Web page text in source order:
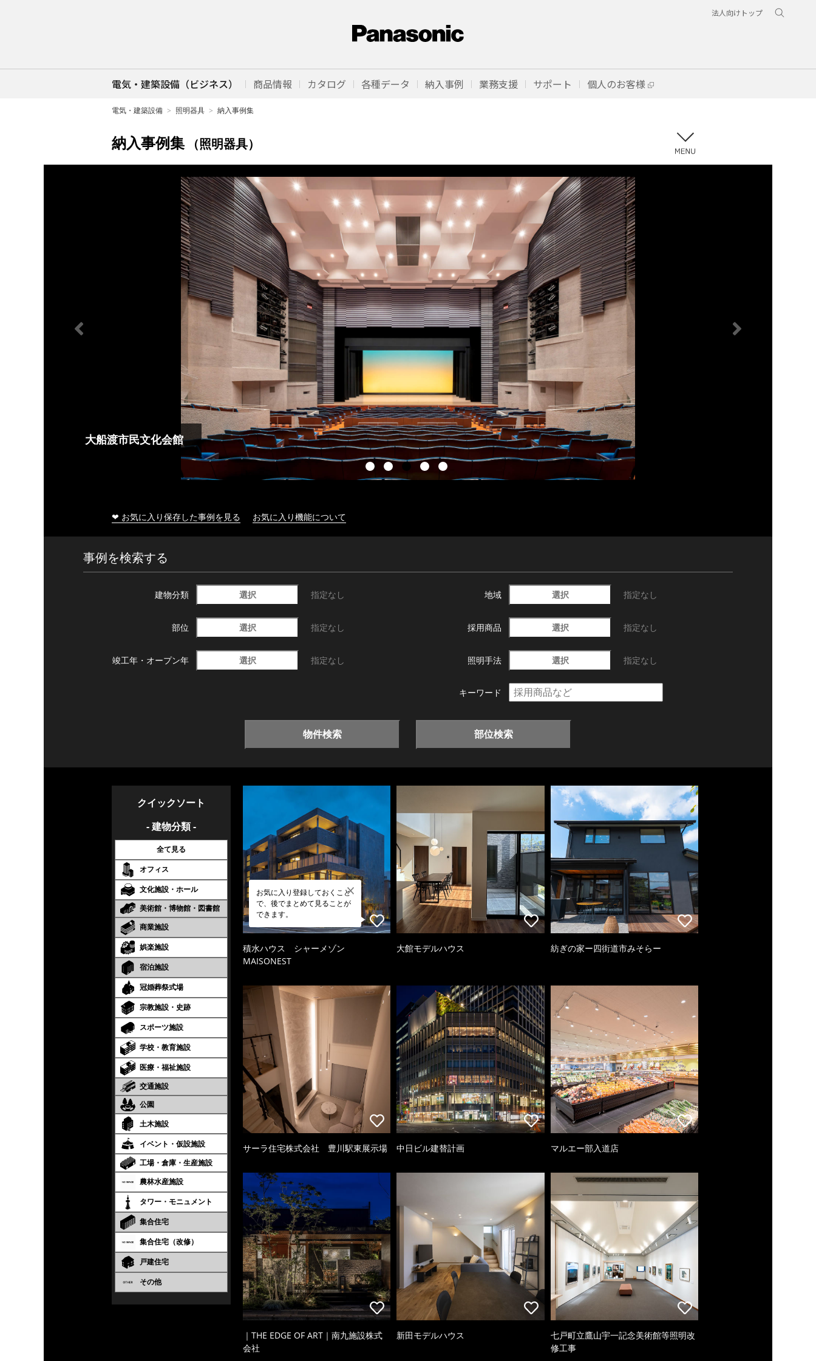
法人向けトップ
電気・建築設備（ビジネス） 商品情報 カタログ 各種データ 納入事例 業務支援 サポート 個人のお客様
電気・建築設備 照明器具 納入事例集
納入事例集 （照明器具）
大船渡市民文化会館
❤ お気に入り保存した事例を見る お気に入り機能について
事例を検索する
建物分類 選択 指定なし 地域 選択 指定なし
部位 選択 指定なし 採用商品 選択 指定なし
竣工年・ オープン年 選択 指定なし 照明手法 選択 指定なし
キーワード
物件検索 部位検索
クイックソート
- 建物分類 -
全て見る
オフィス
文化施設・ホール
美術館・博物館・図書館
商業施設
娯楽施設
宿泊施設
冠婚葬祭式場
宗教施設・史跡
スポーツ施設
学校・教育施設
医療・福祉施設
交通施設
公園
土木施設
イベント・仮設施設
工場・倉庫・生産施設
農林水産施設
タワー・モニュメント
集合住宅
集合住宅（改修）
戸建住宅
その他
お気に入り登録しておくこと
で、後でまとめて見ることが
できます。
積水ハウス シャーメゾン
MAISONEST
大館モデルハウス 紡ぎの家ー四街道市みそらー
サーラ住宅株式会社 豊川駅東展示場 中日ビル建替計画 マルエー部入道店
｜THE EDGE OF ART｜南九施設株式
会社
新田モデルハウス
七戸町立鷹山宇一記念美術館等照明改
修工事